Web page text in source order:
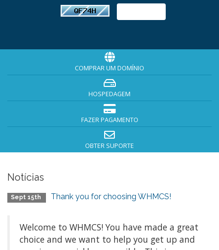
COMPRAR UM DOMÍNIO
HOSPEDAGEM
FAZER PAGAMENTO
OBTER SUPORTE
Notícias
Sept 15th Thank you for choosing WHMCS!
Welcome to WHMCS! You have made a great
choice and we want to help you get up and